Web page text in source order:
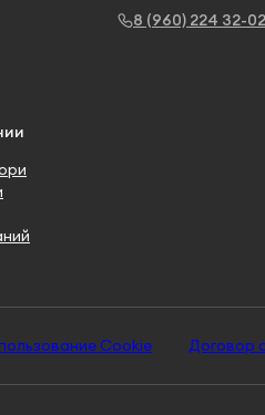
8 (960) 224 32-02
Cookie Договор